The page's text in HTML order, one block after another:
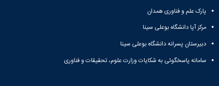
پارک علم و فناوری همدان
مرکز آپا دانشگاه بوعلی سینا
دبیرستان پسرانه دانشگاه بوعلی سینا
سامانه پاسخگوئی به شکایات وزارت علوم، تحقیقات و فناوری